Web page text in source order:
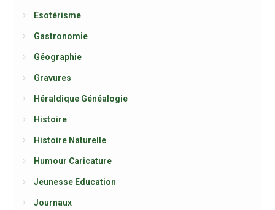
Esotérisme
Gastronomie
Géographie
Gravures
Héraldique Généalogie
Histoire
Histoire Naturelle
Humour Caricature
Jeunesse Education
Journaux